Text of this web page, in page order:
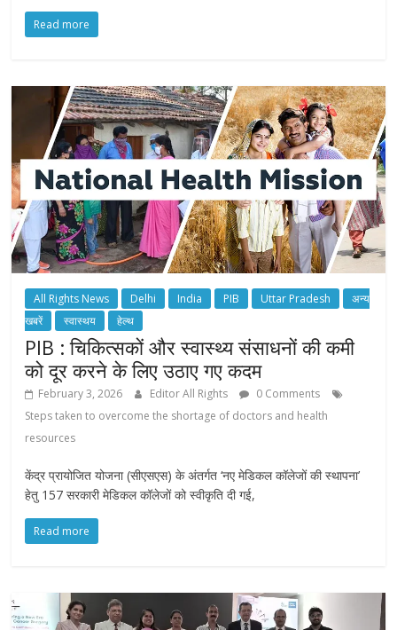
Read more
All Rights News Delhi India PIB Uttar Pradesh
अन्य
खबरें
स्वास्थय हेल्थ
PIB : चि‍कित्‍सकों और स्वास्थ्य संसाधनों की कमी
को दूर करने के लिए उठाए गए कदम
February 3, 2026 Editor All Rights
0 Comments
Steps taken to overcome the shortage of doctors and health
resources
केंद्र प्रायोजित योजना (सीएसएस) के अंतर्गत ‘नए मेडिकल कॉलेजों की स्थापना’
हेतु 157 सरकारी मेडिकल कॉलेजों को स्‍वीकृति दी गई,
Read more